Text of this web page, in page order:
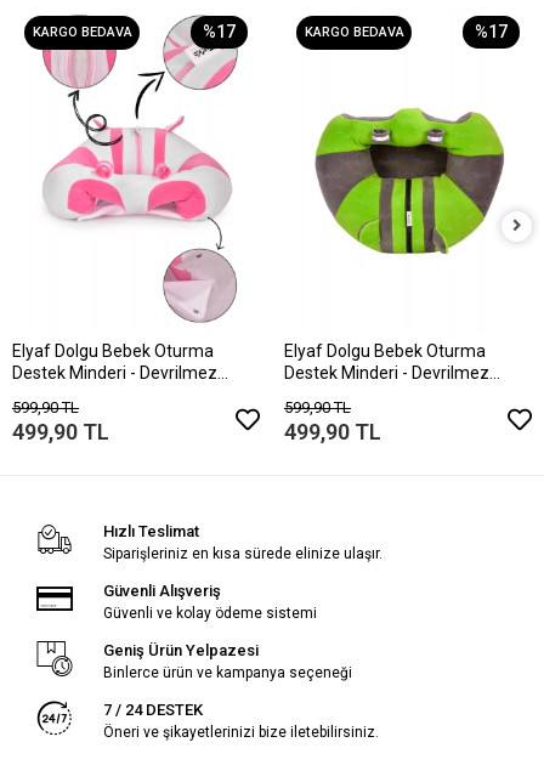
KARGO BEDAVA %17
Elyaf Dolgu Bebek Oturma
Destek Minderi - Devrilmez
Oturağı Beyaz Pembe
599,90 TL
499,90 TL
KARGO BEDAVA %17
Elyaf Dolgu Bebek Oturma
Destek Minderi - Devrilmez
Oturağı Yeşil Gri
599,90 TL
499,90 TL
Hızlı Teslimat
Siparişleriniz en kısa sürede elinize ulaşır.
Güvenli Alışveriş
Güvenli ve kolay ödeme sistemi
Geniş Ürün Yelpazesi
Binlerce ürün ve kampanya seçeneği
7 / 24 DESTEK
Öneri ve şikayetlerinizi bize iletebilirsiniz.